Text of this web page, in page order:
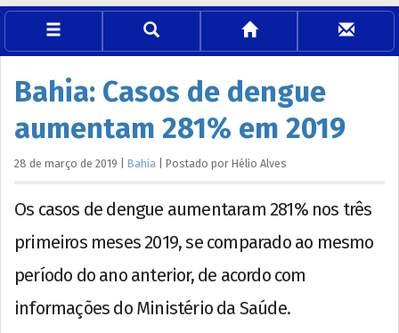
Bahia: Casos de dengue
aumentam 281% em 2019
28 de março de 2019 Bahia Postado por Hélio Alves
Os casos de dengue aumentaram 281% nos três
primeiros meses 2019, se comparado ao mesmo
período do ano anterior, de acordo com
informações do Ministério da Saúde.